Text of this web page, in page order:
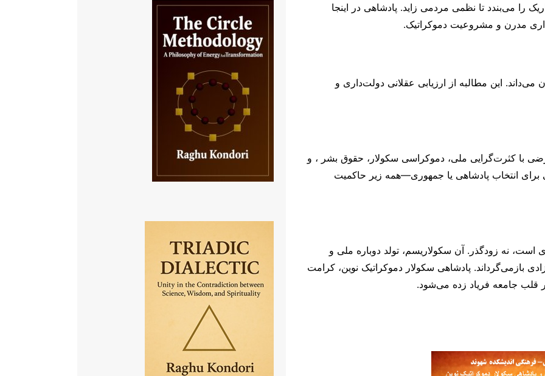
را می‌بندد تا نظمی مردمی زاید. پادشاهی در اینجا
مدرن و مشروعیت دموکراتیک.
می‌داند. این مطالبه از ارزیابی عقلانی دولت‌داری و
با کثرت‌گرایی ملی، دموکراسی سکولار، حقوق بشر ، و
انتخاب پادشاهی یا جمهوری—همه زیر حاکمیت
است، نه زودگذر. آن سکولاریسم، تولد دوباره ملی و
بازمی‌گرداند. پادشاهی سکولار دموکراتیک نوین، کرامت
قلب جامعه فریاد زده می‌شود.